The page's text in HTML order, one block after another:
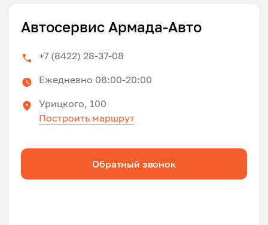
Автосервис Армада-Авто
+7 (8422) 28-37-08
Ежедневно 08:00-20:00
Урицкого, 100
Построить маршрут
Обратный звонок